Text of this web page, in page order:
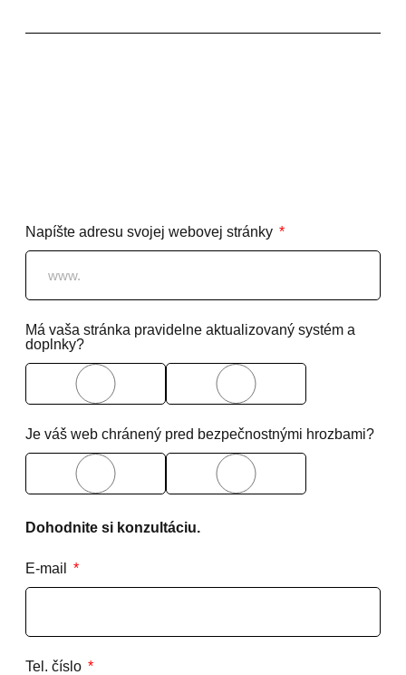
Napíšte adresu svojej webovej stránky
Má vaša stránka pravidelne aktualizovaný systém a
doplnky?
Je váš web chránený pred bezpečnostnými hrozbami?
Dohodnite si konzultáciu.
E-mail
Tel. číslo